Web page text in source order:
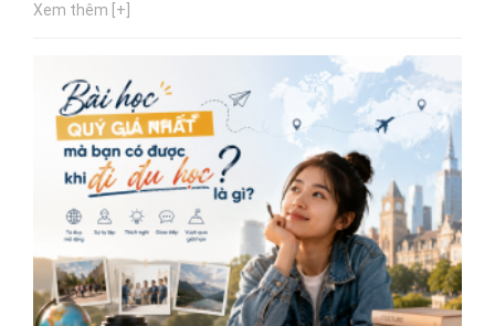
Xem thêm [+]